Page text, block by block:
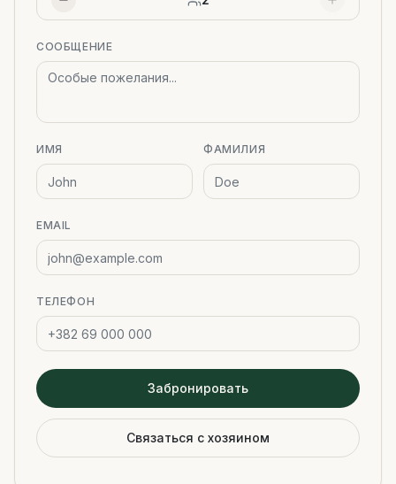
СООБЩЕНИЕ
ИМЯ ФАМИЛИЯ
EMAIL
ТЕЛЕФОН
Забронировать
Связаться с хозяином